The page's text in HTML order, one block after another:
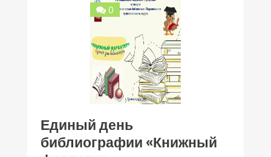
0
Единый день
библиографии «Книжный